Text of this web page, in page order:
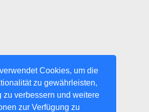
Cookies, um die
zu gewährleisten,
zu verbessern und weitere
zur Verfügung zu